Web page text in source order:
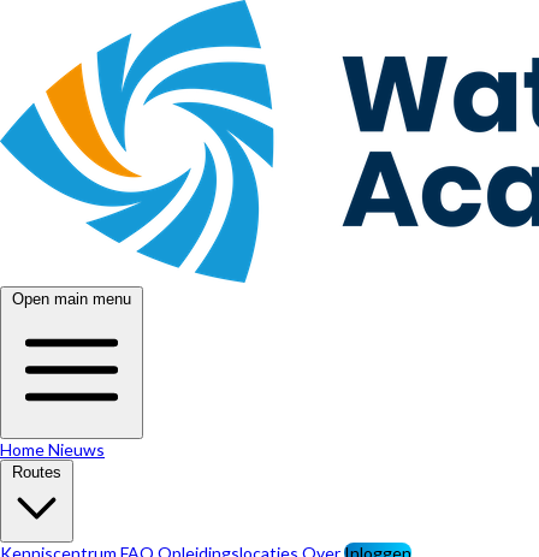
Open main menu
HomeNieuws
Routes
Kenniscentrum FAQ Opleidingslocaties OverInloggen